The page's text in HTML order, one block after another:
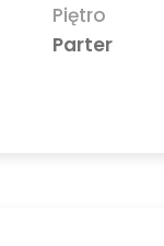
Piętro
Parter